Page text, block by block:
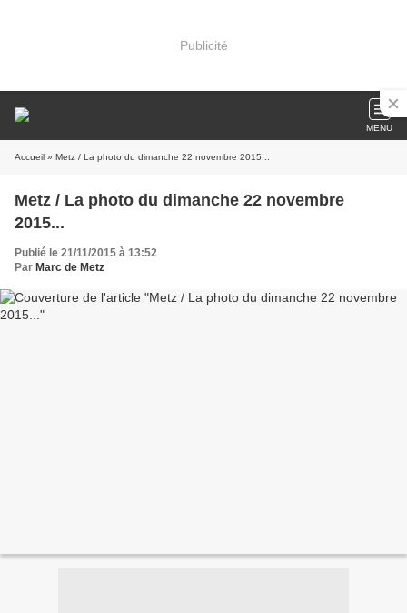
Publicité
MENU
Accueil » Metz / La photo du dimanche 22 novembre 2015...
Metz / La photo du dimanche 22 novembre
2015...
Publié le 21/11/2015 à 13:52
Par Marc de Metz